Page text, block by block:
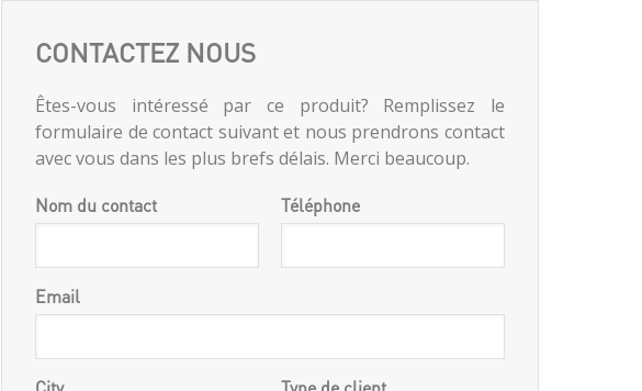
CONTACTEZ NOUS
Êtes-vous intéressé par ce produit? Remplissez le
formulaire de contact suivant et nous prendrons contact
avec vous dans les plus brefs délais. Merci beaucoup.
Nom du contact Téléphone
Email